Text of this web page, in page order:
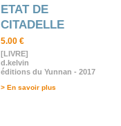
ETAT DE
CITADELLE
5.00 €
[LIVRE]
d.kelvin
éditions du Yunnan - 2017
> En savoir plus